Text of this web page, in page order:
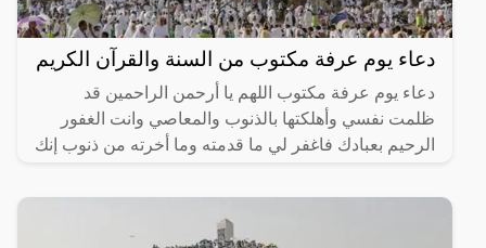
دعاء يوم عرفة مكتوب من السنة والقرآن الكريم
دعاء يوم عرفة مكتوب اللهم يا أرحمن الراحمين قد
ظلمت نفسي وأهلكتها بالذنوب والمعاصي وانت الغفور
الرحيم بعبادك فاغفر لي ما قدمته وما أخرته من ذنوب إنك